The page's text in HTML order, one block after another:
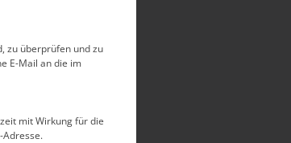
zu überprüfen und zu
E-Mail an die im
mit Wirkung für die